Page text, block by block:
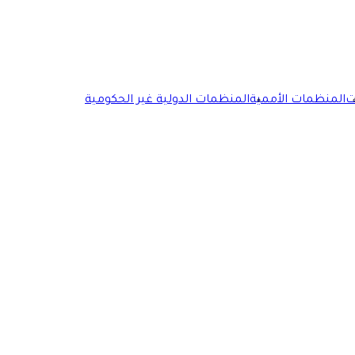
المنظمات الأمميةالمنظمات الدولية غير الحكومية